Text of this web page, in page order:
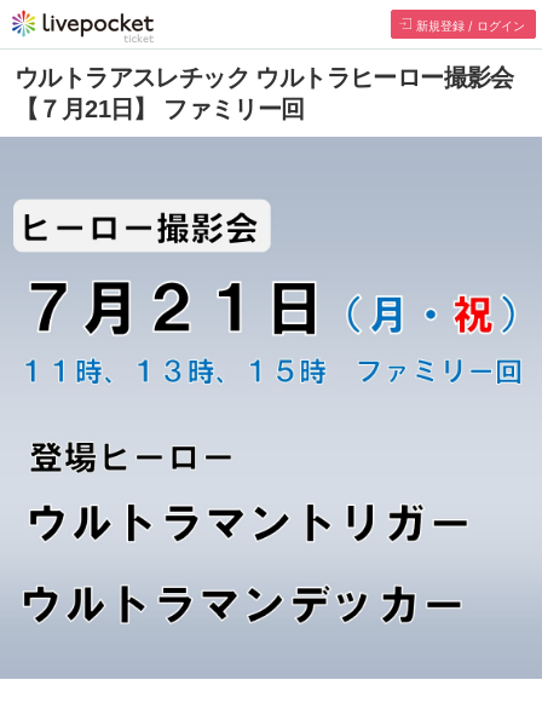
新規登録 / ログイン
ウルトラアスレチック ウルトラヒーロー撮影会
【７月21日】 ファミリー回